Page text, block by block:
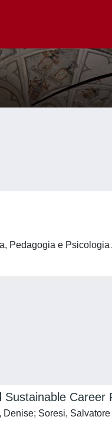
Pedagogia e Psicologia
Career
Denise; Soresi, Salvatore